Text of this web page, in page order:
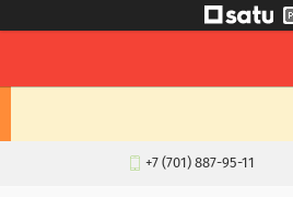
+7 (701) 887-95-11